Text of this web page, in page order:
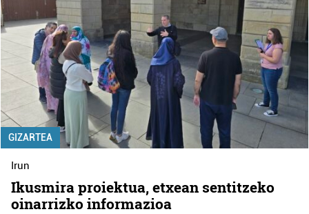
GIZARTEA
Irun
Ikusmira proiektua, etxean sentitzeko
oinarrizko informazioa